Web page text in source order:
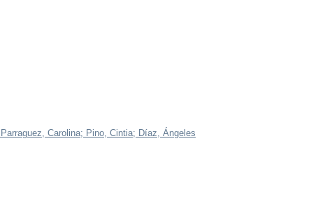
Parraguez, Carolina; Pino, Cintia; Díaz, Ángeles